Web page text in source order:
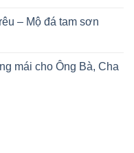
– Mộ đá tam sơn
mái cho Ông Bà, Cha